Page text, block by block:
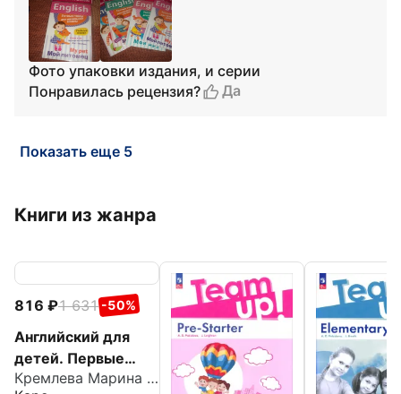
Фото упаковки издания, и серии
Понравилась рецензия?
Да
Показать еще 5
Книги из жанра
816 1 631 -50%
Английский для
детей. Первые
глаголы в играх и Кремлева Марина Михайловна